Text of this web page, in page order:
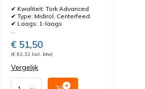
✔ Kwaliteit: Tork Advanced
✔ Type: Midirol, Centerfeed
✔ Laags: 1-laags
...
€ 51,50
(€ 62,32 Incl. btw)
Vergelijk